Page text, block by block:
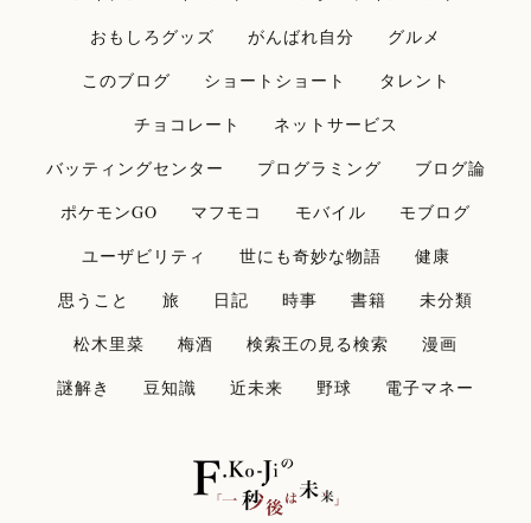
おもしろグッズ
がんばれ自分
グルメ
このブログ
ショートショート
タレント
チョコレート
ネットサービス
バッティングセンター
プログラミング
ブログ論
ポケモンGO
マフモコ モバイル
モブログ
ユーザビリティ
世にも奇妙な物語
健康
思うこと
旅 日記 時事 書籍
未分類
松木里菜
梅酒 検索王の見る検索
漫画
謎解き
豆知識 近未来 野球 電子マネー